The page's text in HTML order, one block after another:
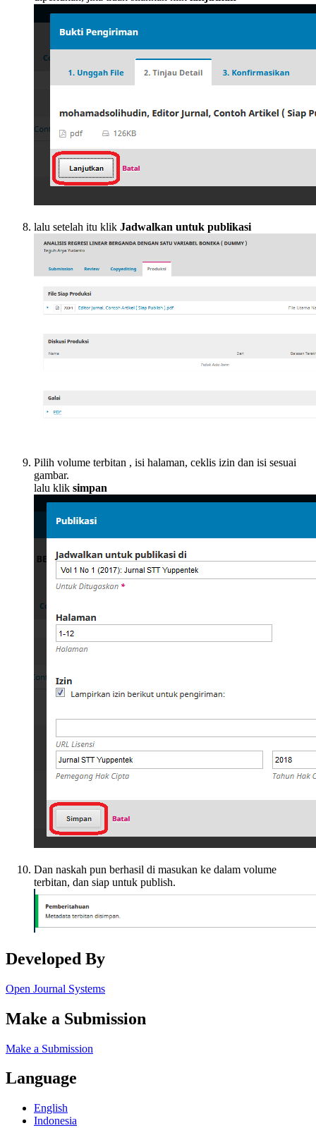
lalu setelah itu klik Jadwalkan untuk publikasi
Pilih volume terbitan , isi halaman, ceklis izin dan isi sesuai
gambar.
lalu klik simpan
Dan naskah pun berhasil di masukan ke dalam volume
terbitan, dan siap untuk publish.
Developed By
Open Journal Systems
Make a Submission
Make a Submission
Language
English
Indonesia